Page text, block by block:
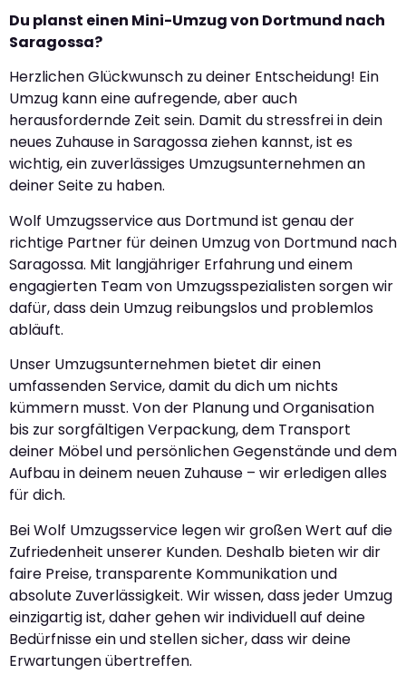
Du planst einen Mini-Umzug von Dortmund nach
Saragossa?
Herzlichen Glückwunsch zu deiner Entscheidung! Ein
Umzug kann eine aufregende, aber auch
herausfordernde Zeit sein. Damit du stressfrei in dein
neues Zuhause in Saragossa ziehen kannst, ist es
wichtig, ein zuverlässiges Umzugsunternehmen an
deiner Seite zu haben.
Wolf Umzugsservice aus Dortmund ist genau der
richtige Partner für deinen Umzug von Dortmund nach
Saragossa. Mit langjähriger Erfahrung und einem
engagierten Team von Umzugsspezialisten sorgen wir
dafür, dass dein Umzug reibungslos und problemlos
abläuft.
Unser Umzugsunternehmen bietet dir einen
umfassenden Service, damit du dich um nichts
kümmern musst. Von der Planung und Organisation
bis zur sorgfältigen Verpackung, dem Transport
deiner Möbel und persönlichen Gegenstände und dem
Aufbau in deinem neuen Zuhause – wir erledigen alles
für dich.
Bei Wolf Umzugsservice legen wir großen Wert auf die
Zufriedenheit unserer Kunden. Deshalb bieten wir dir
faire Preise, transparente Kommunikation und
absolute Zuverlässigkeit. Wir wissen, dass jeder Umzug
einzigartig ist, daher gehen wir individuell auf deine
Bedürfnisse ein und stellen sicher, dass wir deine
Erwartungen übertreffen.